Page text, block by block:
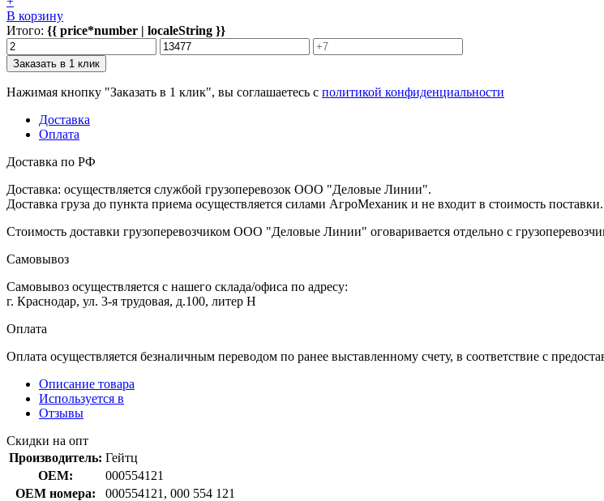
В корзину
Итого: {{ price*number | localeString }}
Заказать в 1 клик
Нажимая кнопку "Заказать в 1 клик", вы соглашаетесь с политикой конфиденциальности
Доставка
Оплата
Доставка по РФ
Доставка: осуществляется службой грузоперевозок ООО "Деловые Линии".
Доставка груза до пункта приема осуществляется силами АгроМеханик и не входит в стоимость поставки.
Стоимость доставки грузоперевозчиком ООО "Деловые Линии" оговаривается отдельно с
Самовывоз
Самовывоз осуществляется с нашего склада/офиса по адресу:
г. Краснодар, ул. 3-я трудовая, д.100, литер Н
Оплата
Оплата осуществляется безналичным переводом по ранее выставленному счету, в соответствие с
Описание товара
Используется в
Отзывы
Скидки на опт
Производитель: Гейтц
OEM:
000554121
OEM номера:
000554121, 000 554 121